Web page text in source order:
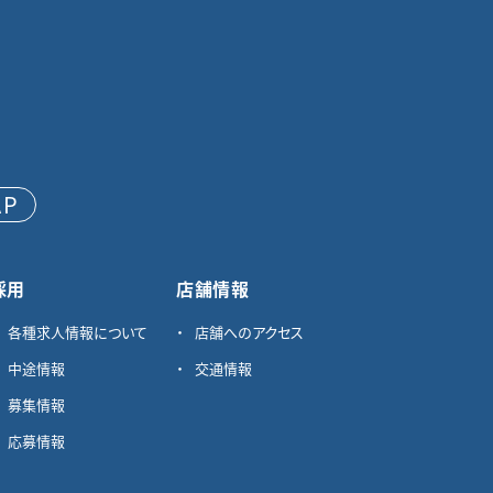
用
各種求⼈情報について
中途情報
募集情報
応募情報
店舗情報
店舗へのアクセス
交通情報